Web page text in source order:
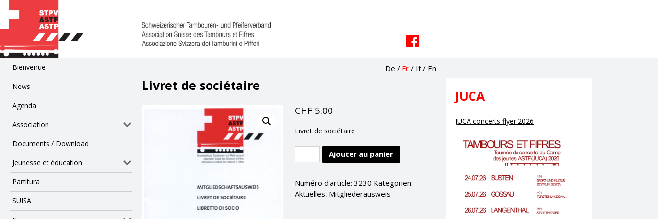
Bienvenue
News
Agenda
Association
Documents / Download
Jeunesse et éducation
Partitura
SUISA
De / Fr / It / En
Livret de sociétaire
CHF 5.00
Livret de sociétaire
Livret
de
Menge
Ajouter au panier
Numéro d'article: 3230 Kategorien:
Aktuelles, Mitgliederausweis
JUCA
JUCA concerts flyer 2026